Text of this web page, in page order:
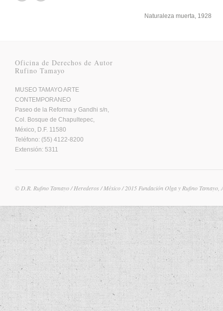
Naturaleza muerta, 1928
Oficina de Derechos de Autor
Rufino Tamayo
MUSEO TAMAYO ARTE
CONTEMPORANEO
Paseo de la Reforma y Gandhi s/n,
Col. Bosque de Chapultepec,
México, D.F. 11580
Teléfono: (55) 4122-8200
Extensión: 5311
© D.R. Rufino Tamayo / Herederos / México / 2015 Fundación Olga y Rufino Tamayo,